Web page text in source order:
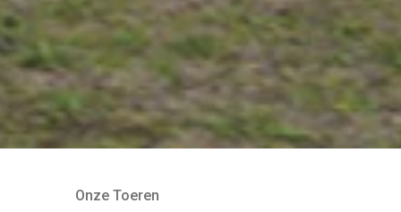
Onze Toeren